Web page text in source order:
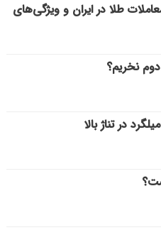
طلا در ایران و ویژگی‌های
نخریم؟
در تناژ بالا